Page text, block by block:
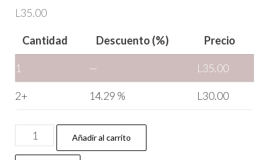
L 35.00
Cantidad Descuento (%) Precio
1 — L 35.00
2+ 14.29 % L 30.00
Añadir al carrito